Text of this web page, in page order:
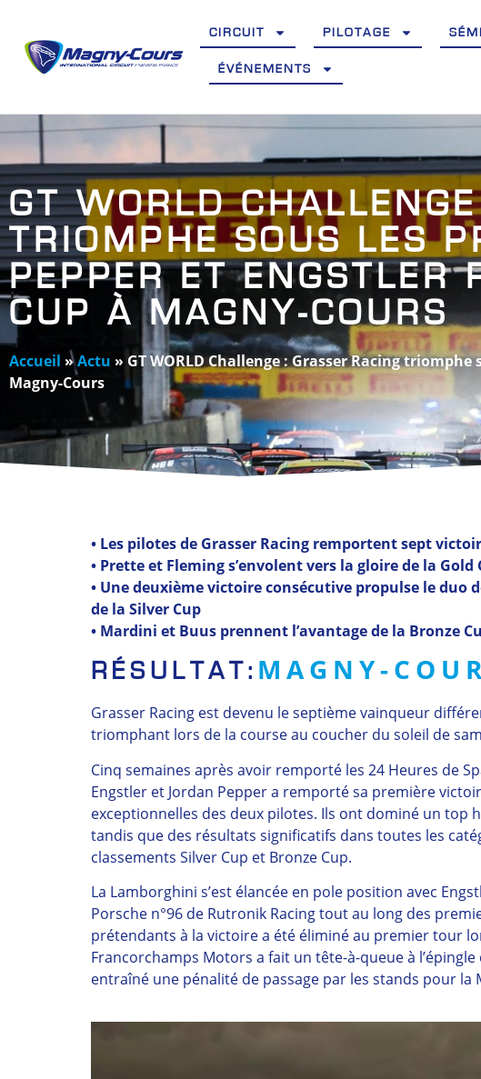
CIRCUIT PILOTAGE
ÉVÉNEMENTS
GT WORLD
TRIOMPHE SOUS LES
PEPPER ET ENGSTLER
CUP À MAGNY-COURS
Accueil »Actu » GT WORLD Challenge : Grasser Racing
Magny-Cours
• Les pilotes de Grasser Racing remportent sept
• Prette et Fleming s’envolent vers la gloire de la Gold
• Une deuxième victoire consécutive propulse le duo
de la Silver Cup
• Mardini et Buus prennent l’avantage de la Bronze
RÉSULTAT: MAGNY-
Grasser Racing est devenu le septième vainqueur
triomphant lors de la course au coucher du soleil de
Cinq semaines après avoir remporté les 24 Heures de
Engstler et Jordan Pepper a remporté sa première
exceptionnelles des deux pilotes. Ils ont dominé un
tandis que des résultats significatifs dans toutes les
classements Silver Cup et Bronze Cup.
La Lamborghini s’est élancée en pole position avec
Porsche n°96 de Rutronik Racing tout au long des
prétendants à la victoire a été éliminé au premier tour
Francorchamps Motors a fait un tête-à-queue à
entraîné une pénalité de passage par les stands pour la